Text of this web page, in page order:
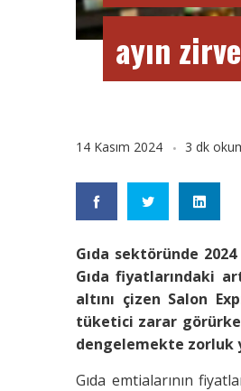
ayın
14 Kasım 2024 3 dk
Gıda sektöründe
Gıda fiyatlarındaki
altını çizen Salon
tüketici zarar
dengelemekte zorluk
Gıda emtialarının